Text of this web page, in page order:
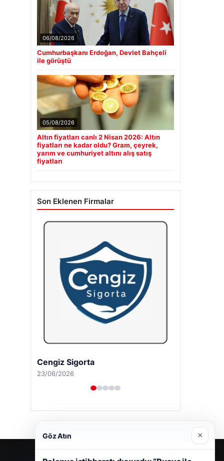
06/08/2026
Cumhurbaşkanı Erdoğan, Devlet Bahçeli
ile görüştü
05/08/2026
Altın fiyatları canlı 2 Nisan 2026: Altın
fiyatları ne kadar oldu? Gram, çeyrek,
yarım ve cumhuriyet altını alış satış
fiyatları
Son Eklenen Firmalar
Cengiz Sigorta
23/06/2026
Göz Atın ×